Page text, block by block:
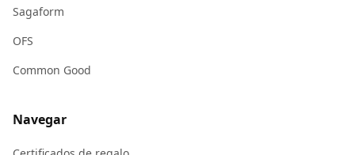
Sagaform
OFS
Common Good
Navegar